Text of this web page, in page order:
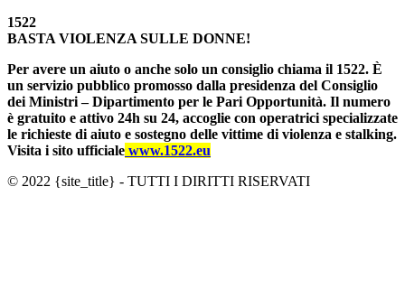
1522
BASTA VIOLENZA SULLE DONNE!
Per avere un aiuto o anche solo un consiglio chiama il 1522. È
un servizio pubblico promosso dalla presidenza del Consiglio
dei Ministri – Dipartimento per le Pari Opportunità. Il numero
è gratuito e attivo 24h su 24, accoglie con operatrici specializzate
le richieste di aiuto e sostegno delle vittime di violenza e stalking.
Visita i sito ufficiale www.1522.eu
© 2022 {site_title} - TUTTI I DIRITTI RISERVATI